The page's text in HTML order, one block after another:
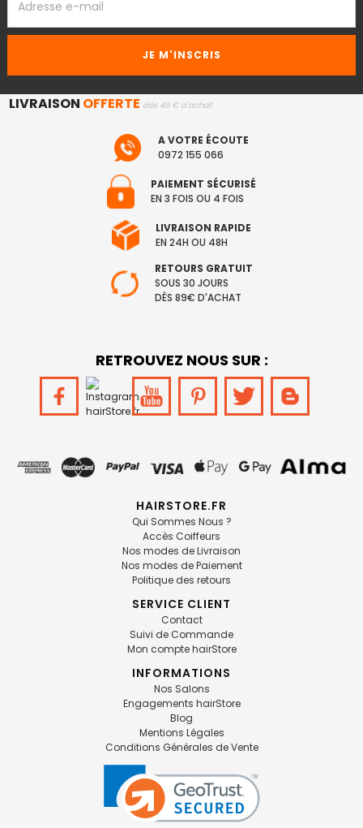
EMAIL
LIVRAISON OFFERTE dès 49 € d'achat
A VOTRE ÉCOUTE
0972 155 066
PAIEMENT SÉCURISÉ
EN 3 FOIS OU 4 FOIS
LIVRAISON RAPIDE
EN 24H OU 48H
RETOURS GRATUIT
SOUS 30 JOURS
DÈS 89€ D'ACHAT
RETROUVEZ NOUS SUR :
HAIRSTORE.FR
Qui Sommes Nous ?
Accès Coiffeurs
Nos modes de Livraison
Nos modes de Paiement
Politique des retours
SERVICE CLIENT
Contact
Suivi de Commande
Mon compte hairStore
INFORMATIONS
Nos Salons
Engagements hairStore
Blog
Mentions Légales
Conditions Générales de Vente